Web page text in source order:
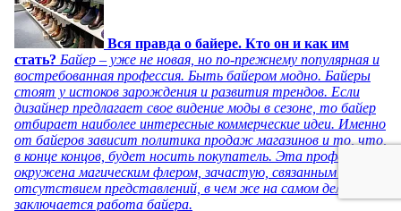
Вся правда о байере. Кто он и как им
стать? Байер – уже не новая, но по-прежнему популярная и
востребованная профессия. Быть байером модно. Байеры
стоят у истоков зарождения и развития трендов. Если
дизайнер предлагает свое видение моды в сезоне, то байер
отбирает наиболее интересные коммерческие идеи. Именно
от байеров зависит политика продаж магазинов и то, что,
в конце концов, будет носить покупатель. Эта профессия
окружена магическим флером, зачастую, связанным с
отсутствием представлений, в чем же на самом деле
заключается работа байера.